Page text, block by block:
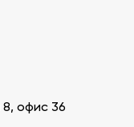
8, офис 36